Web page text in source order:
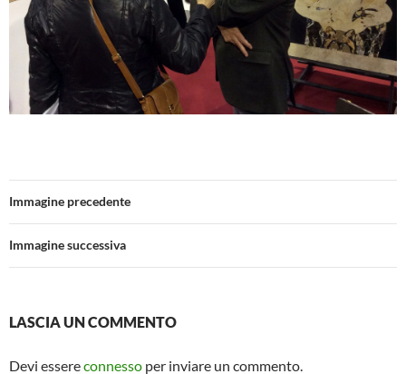
Immagine precedente
Immagine successiva
LASCIA UN COMMENTO
Devi essereconnesso per inviare un commento.